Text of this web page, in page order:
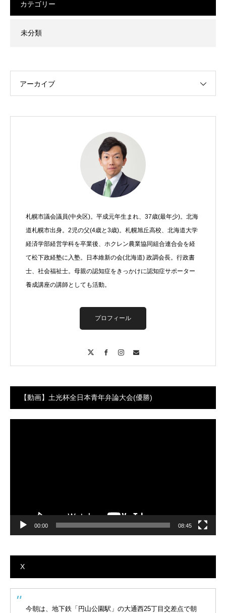
カテゴリー
未分類
アーカイブ
札幌市議会議員(中央区)。平成元年生まれ、37歳(最年少)。北海
道札幌市出身。2児の父(4歳と3歳)。札幌旭丘高校、北海道大学
経済学部経営学科を卒業後、ホクレン農業協同組合連合会を経
て松下政経塾に入塾。日本維新の会(北海道) 政調会長。行政書
士、社会福祉士。母親の認知症をきっかけに認知症サポーター
養成講座の講師としても活動。
プロフィール
【動画】土光杯全日本青年弁論大会(優勝)
00:00 08:45
X
今朝は、地下鉄「円山公園駅」の大通西25丁目交差点で朝